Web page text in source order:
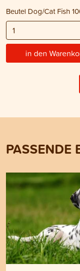
Beutel Dog/Cat Fish
in den
PASSENDE